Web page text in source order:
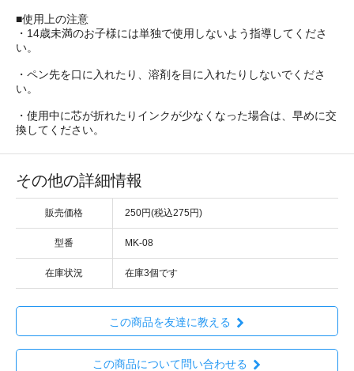
■使用上の注意
・14歳未満のお子様には単独で使用しないよう指導してくださ
い。
・ペン先を口に入れたり、溶剤を目に入れたりしないでくださ
い。
・使用中に芯が折れたりインクが少なくなった場合は、早めに交
換してください。
その他の詳細情報
販売価格 250円(税込275円)
型番 MK-08
在庫状況 在庫3個です
この商品を友達に教える
この商品について問い合わせる